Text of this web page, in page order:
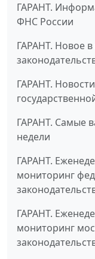
ГАРАНТ.
ФНС России
ГАРАНТ. Новое
ГАРАНТ.
ГАРАНТ. Самые
недели
ГАРАНТ.
мониторинг
ГАРАНТ.
мониторинг